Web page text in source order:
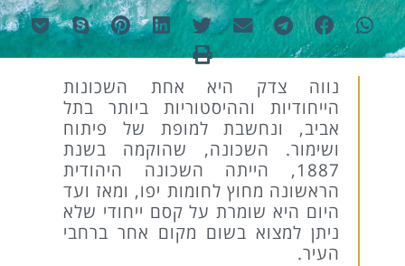
נווה צדק היא אחת השכונות
הייחודיות וההיסטוריות ביותר בתל
אביב, ונחשבת למופת של פיתוח
ושימור. השכונה, שהוקמה בשנת
1887, הייתה השכונה היהודית
הראשונה מחוץ לחומות יפו, ומאז ועד
היום היא שומרת על קסם ייחודי שלא
ניתן למצוא בשום מקום אחר ברחבי
העיר.